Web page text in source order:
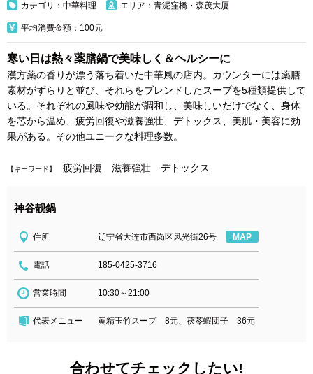
カテゴリ：中華料理 エリア：青泥窪橋・森茂大厦
平均消費金額：100元
寒い日は熱々薬膳鍋で美味しく＆ヘルシーに
漢方薬の香りが漂う落ち着いた中華風の店内。カウンターには薬膳
素材がずらりと並び、それらをブレンドしたスープを5種類提供して
いる。それぞれの風味や効能が調和し、美味しいだけでなく、身体
を芯から温め、疲労回復や滋養強壮、デトックス、美肌・美容に効
果がある。その他ユニークな料理多数。
【キーワード】 疲労回復 滋養強壮 デトックス
神谷靓鍋
住所 辽宁省大连市西岗区风光街26号 MAP
電話 185-0425-3716
営業時間 10:30～21:00
代表メニュー 黄精玉竹スープ 8元、茯苓蝦団子 36元
合わせてチェックしたい!